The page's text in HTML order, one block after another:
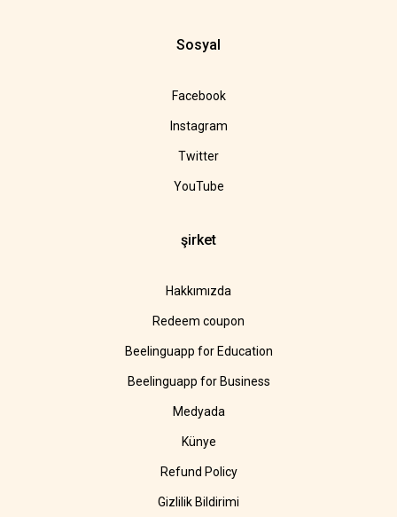
Sosyal
Facebook
Instagram
Twitter
YouTube
şirket
Hakkımızda
Redeem coupon
Beelinguapp for Education
Beelinguapp for Business
Medyada
Künye
Refund Policy
Gizlilik Bildirimi